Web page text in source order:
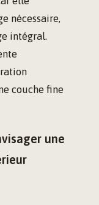
nécessaire,
intégral.
couche fine
une